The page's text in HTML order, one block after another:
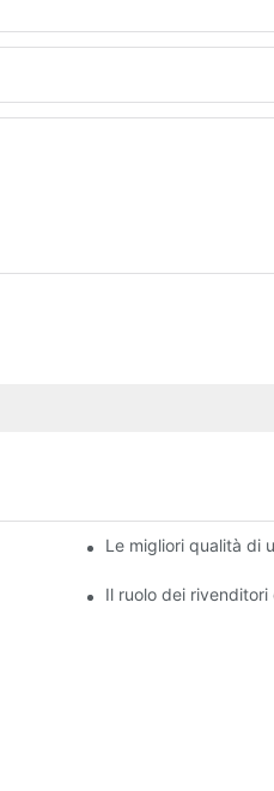
dei freniLe migliori qualità di
frenoIl ruolo dei